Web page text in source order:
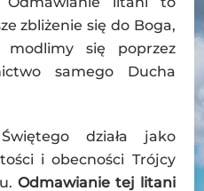
zbliżenie się do Boga,
się poprzez
samego Ducha
działa jako
i obecności Trójcy
Odmawianie tej litani